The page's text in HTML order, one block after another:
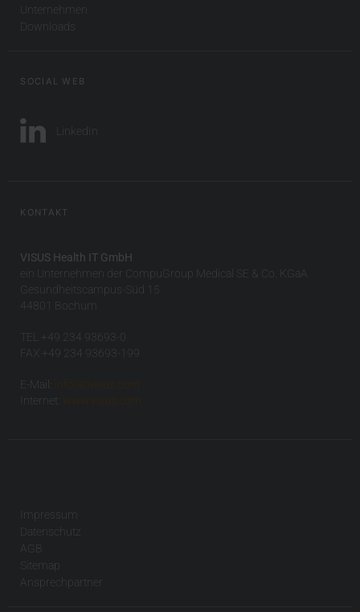
Unternehmen
Downloads
SOCIAL WEB
LinkedIn
KONTAKT
VISUS Health IT GmbH
ein Unternehmen der CompuGroup Medical SE & Co. KGaA
Gesundheitscampus-Süd 15
44801 Bochum
TEL +49 234 93693-0
FAX +49 234 93693-199
E-Mail:
info(at)visus.com
Internet:
www.visus.com
Impressum
Datenschutz
AGB
Sitemap
Ansprechpartner